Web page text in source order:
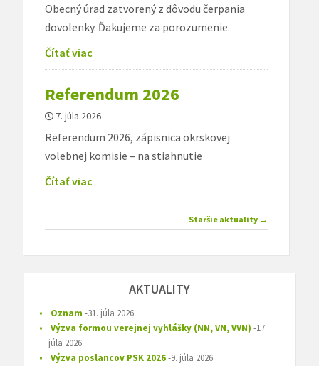
Obecný úrad zatvorený z dôvodu čerpania
dovolenky. Ďakujeme za porozumenie.
Čítať viac
Referendum 2026
7. júla 2026
Referendum 2026, zápisnica okrskovej
volebnej komisie – na stiahnutie
Čítať viac
Staršie aktuality →
AKTUALITY
Oznam 31. júla 2026
Výzva formou verejnej vyhlášky (NN, VN, VVN) 17.
júla 2026
Výzva poslancov PSK 2026 9. júla 2026